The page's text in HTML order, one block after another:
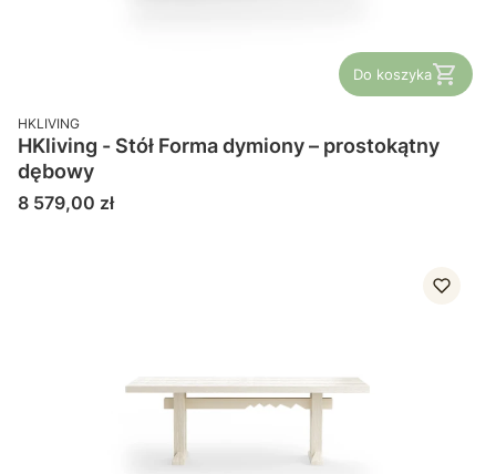
Do koszyka
PRODUCENT
HKLIVING
HKliving - Stół Forma dymiony – prostokątny
dębowy
Cena
8 579,00 zł